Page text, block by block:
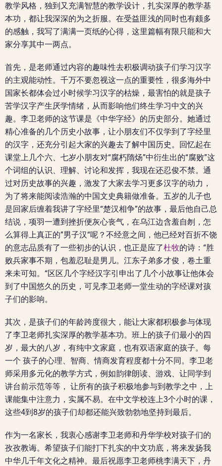
教学风格，独到又充满智慧的教学设计，扎实深厚的教学基
本功，都让我深深的为之折服。在受益匪浅的同时也有颇多
的感触，我写了满满一页纸的心得，这里篇幅有限只能和大
家分享其中一两点。
首先，是老师通过内容的趣味性去积极调动孩子们学习汉字
的主观能动性。千万不要忽视这一点的重要性，很多海外中
国家长都体会过小时候学习汉字的枯燥，最害怕的就是孩子
苦学汉字产生厌学情绪，从而影响他们终生学习中文的兴
趣。李卫老师的这节课是《中华字经》的历史部分。她通过
精心准备的几个历史小故事，让小朋友们不仅学到了字经里
的汉字，还充分引起大家的兴趣去了解中国历史。回忆起在
课堂上几个六、七岁小朋友对“腐朽隋炀”中衍生出的“腐败”这
个词组的认识、理解、讨论和发挥，我现在还忍俊不禁。通
过对历史故事的兴趣，激发了大家去学习更多汉字的动力，
为了将来能阅读浩瀚的中国文史典籍做准备。五岁的儿子也
是回家后缠着我讲了字经里“楚汉相争”的故事，最后他自己总
结说，项羽一遭到挫折便灰心丧气，在乌江边含羞自刎，怎
么算得上真正的”男子汉“呢？不经意之间，他已经对百折不饶
的意志品质有了一些初步的认识，也正是应了杜牧的诗：“胜
败兵家事不期，包羞忍耻是男儿。江东子弟多才俊，卷土重
来未可知。“区区几个字经汉字引申出了几个小故事让他体会
到了中国悠久的历史，可见李卫老师一堂生动的字经课对孩
子们的影响。
其次，是孩子们的年龄跨度很大，能让大家都积极参与体现
了李卫老师扎实深厚的教学基本功。班上的孩子们最小的四
岁，最大的八岁，有纯中文家庭，也有双语家庭的孩子。每
一个 孩子的心理、智商、情商发育程度都十分不同。李卫老
师采用多元化的教学方式，例如韵律朗读、游戏、让同学到
讲台前示范等等， 让所有的孩子积极地参与到教学之中，上
课能集中注意力，实属不易。在中文学校连上3个小时的课，
这些4到8岁的孩子们却都还能兴致勃勃地坚持到最后。
作为一名家长，我衷心感谢李卫老师和丹华学校对孩子们的
孜孜教诲。希望孩子们能打下扎实的中文功底，将来发扬我
中华几千年文化之精神。最后祝愿李卫老师桃李满天下，丹